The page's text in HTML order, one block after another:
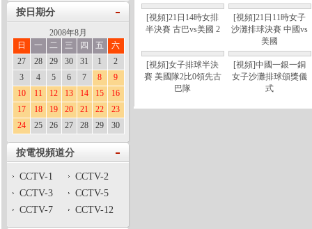
按日期分
2008年8月
日
一 二 三 四 五
六
27
28 29 30 31 1
2
3
4 5 6 7 8
9
10
11 12 13 14 15
16
17
18 19 20 21 22
23
24
25 26 27 28 29 30
按電視頻道分
CCTV-1
CCTV-2
CCTV-3
CCTV-5
CCTV-7
CCTV-12
[視頻]21日14時女排
半決賽 古巴vs美國 2
[視頻]21日11時女子
沙灘排球決賽 中國vs
美國
[視頻]女子排球半決
賽 美國隊2比0領先古
巴隊
[視頻]中國一銀一銅
女子沙灘排球頒獎儀
式